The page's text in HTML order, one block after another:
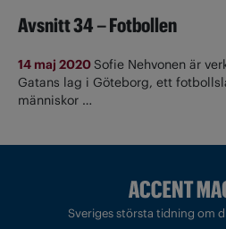
Avsnitt 34 – Fotbollen
14 maj 2020 Sofie Nehvonen är
Gatans lag i Göteborg, ett
människor …
Sveriges största tidning om